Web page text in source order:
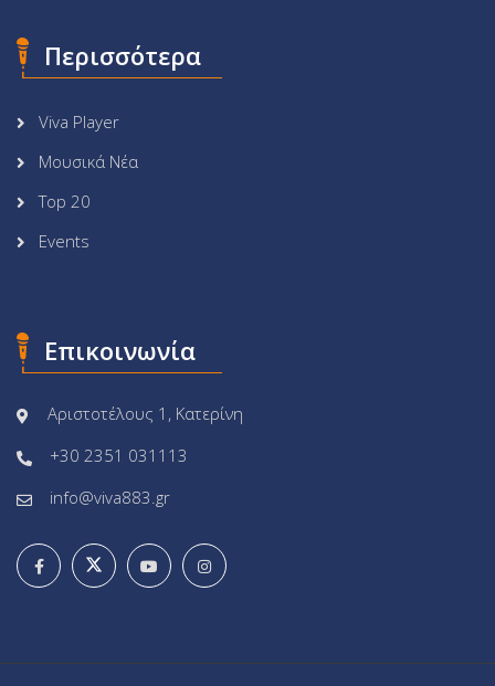
Περισσότερα
Viva Player
Μουσικά Νέα
Top 20
Events
Επικοινωνία
Αριστοτέλους 1, Κατερίνη
+30 2351 031113
info@viva883.gr